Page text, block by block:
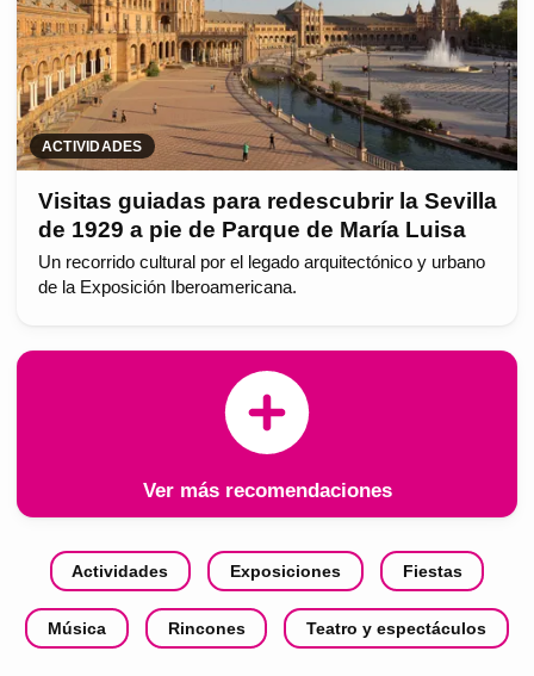
ACTIVIDADES
Visitas guiadas para redescubrir la Sevilla
de 1929 a pie de Parque de María Luisa
Un recorrido cultural por el legado arquitectónico y urbano
de la Exposición Iberoamericana.
Ver más recomendaciones
Actividades Exposiciones Fiestas
Música Rincones Teatro y espectáculos